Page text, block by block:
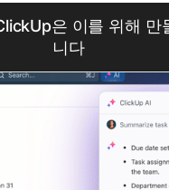
은 이를 위해 만
니다